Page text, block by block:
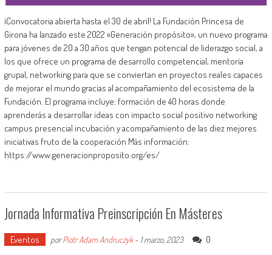
¡Convocatoria abierta hasta el 30 de abril! La Fundación Princesa de
Girona ha lanzado este 2022 «Generación propósito», un nuevo programa
para jóvenes de 20 a 30 años que tengan potencial de liderazgo social, a
los que ofrece un programa de desarrollo competencial, mentoría
grupal, networking para que se conviertan en proyectos reales capaces
de mejorar el mundo gracias al acompañamiento del ecosistema de la
Fundación. El programa incluye: formación de 40 horas donde
aprenderás a desarrollar ideas con impacto social positivo networking
campus presencial incubación y acompañamiento de las diez mejores
iniciativas fruto de la cooperación Más información:
https://www.generacionproposito.org/es/
Jornada Informativa Preinscripción En Másteres
Eventos porPiotr Adam Andruczyk- 1 marzo, 2023 0